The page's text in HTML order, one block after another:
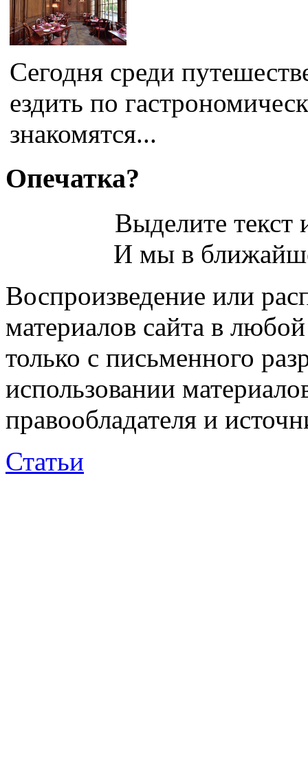
Сегодня среди
ездить по
знакомятся...
Опечатка?
Выделите
И мы в
Воспроизведение или
материалов сайта в
только с письменного
использовании
правообладателя и
Статьи